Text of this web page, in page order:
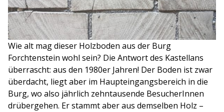
Wie alt mag dieser Holzboden aus der Burg
Forchtenstein wohl sein? Die Antwort des Kastellans
überrascht: aus den 1980er Jahren! Der Boden ist zwar
überdacht, liegt aber im Haupteingangsbereich in die
Burg, wo also jährlich zehntausende BesucherInnen
drübergehen. Er stammt aber aus demselben Holz –